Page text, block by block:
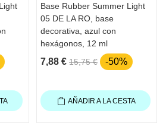
Base Rubber Summer Light
05 DE LA RO, base
decorativa, azul con
hexágonos, 12 ml
7,88 € 15,75 € -50%
AÑADIR A LA CESTA